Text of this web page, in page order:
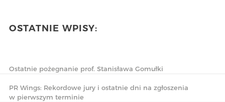
OSTATNIE WPISY:
Ostatnie pożegnanie prof. Stanisława Gomułki
PR Wings: Rekordowe jury i ostatnie dni na zgłoszenia
w pierwszym terminie